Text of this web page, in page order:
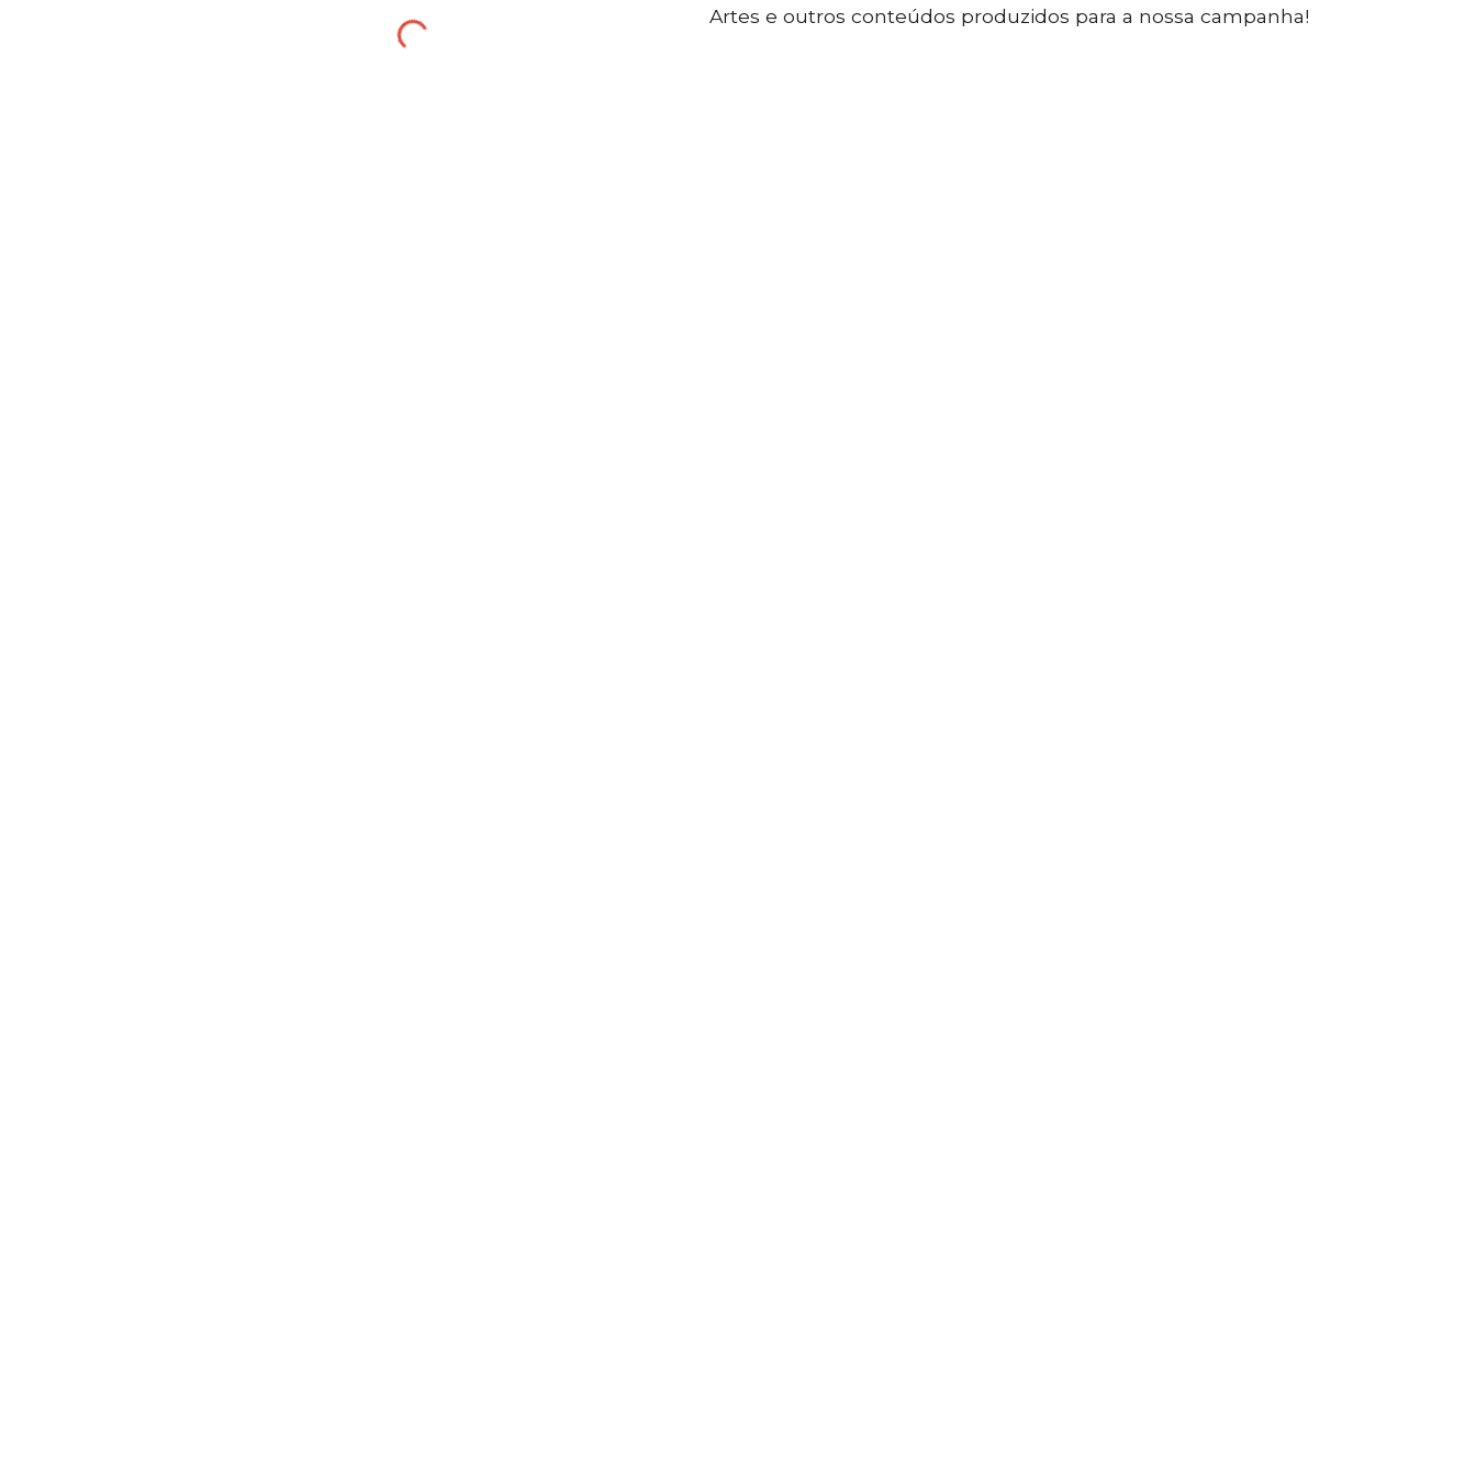
Artes e outros conteúdos produzidos para a nossa campanha!